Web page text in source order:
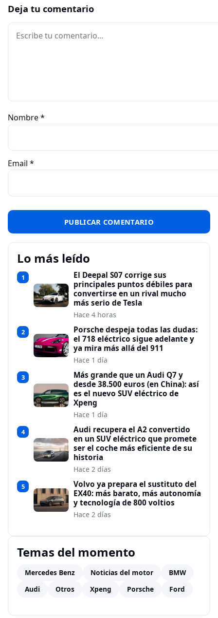
Deja tu comentario
Comentario
Nombre*
Email *
Lo más leído
1
El Deepal S07 corrige sus
principales puntos débiles para
convertirse en un rival mucho
más serio de Tesla
Hace 4 horas
2
Porsche despeja todas las dudas:
el 718 eléctrico sigue adelante y
ya mira más allá del 911
Hace 1 día
3
Más grande que un Audi Q7 y
desde 38.500 euros (en China): así
es el nuevo SUV eléctrico de
Xpeng
Hace 1 día
4
Audi recupera el A2 convertido
en un SUV eléctrico que promete
ser el coche más eficiente de su
historia
Hace 2 días
5
Volvo ya prepara el sustituto del
EX40: más barato, más autonomía
y tecnología de 800 voltios
Hace 2 días
Temas del momento
Mercedes Benz Noticias del motor
BMW
Audi
Otros Xpeng Porsche Ford